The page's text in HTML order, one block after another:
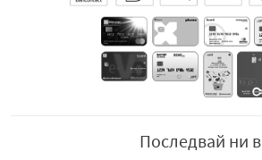
Последвай ни в